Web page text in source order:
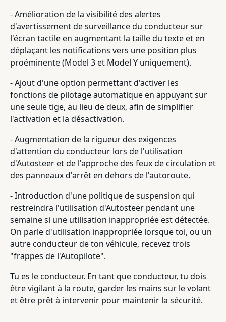
- Amélioration de la visibilité des alertes
d'avertissement de surveillance du conducteur sur
l'écran tactile en augmentant la taille du texte et en
déplaçant les notifications vers une position plus
proéminente (Model 3 et Model Y uniquement).
- Ajout d'une option permettant d'activer les
fonctions de pilotage automatique en appuyant sur
une seule tige, au lieu de deux, afin de simplifier
l'activation et la désactivation.
- Augmentation de la rigueur des exigences
d'attention du conducteur lors de l'utilisation
d'Autosteer et de l'approche des feux de circulation et
des panneaux d'arrêt en dehors de l'autoroute.
- Introduction d'une politique de suspension qui
restreindra l'utilisation d'Autosteer pendant une
semaine si une utilisation inappropriée est détectée.
On parle d'utilisation inappropriée lorsque toi, ou un
autre conducteur de ton véhicule, recevez trois
"frappes de l'Autopilote".
Tu es le conducteur. En tant que conducteur, tu dois
être vigilant à la route, garder les mains sur le volant
et être prêt à intervenir pour maintenir la sécurité.